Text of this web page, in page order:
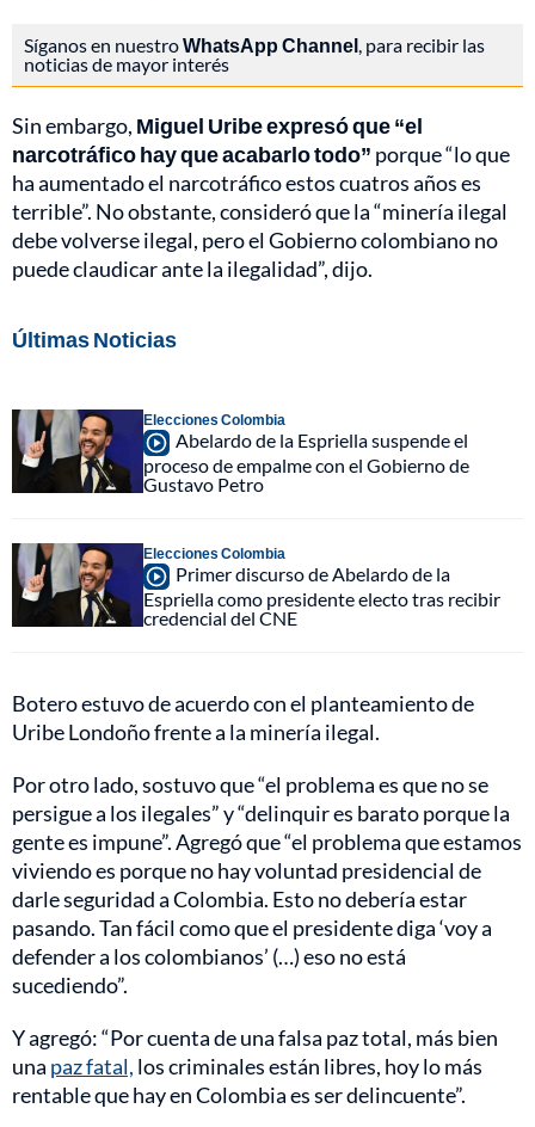
Síganos en nuestroWhatsApp Channel , para recibir las
noticias de mayor interés
Sin embargo, Miguel Uribe expresó que “el
narcotráfico hay que acabarlo todo” porque “lo que
ha aumentado el narcotráfico estos cuatros años es
terrible”. No obstante, consideró que la “minería ilegal
debe volverse ilegal, pero el Gobierno colombiano no
puede claudicar ante la ilegalidad”, dijo.
Últimas Noticias
Elecciones Colombia
Abelardo de la Espriella suspende el
proceso de empalme con el Gobierno de
Gustavo Petro
Elecciones Colombia
Primer discurso de Abelardo de la
Espriella como presidente electo tras recibir
credencial del CNE
Botero estuvo de acuerdo con el planteamiento de
Uribe Londoño frente a la minería ilegal.
Por otro lado, sostuvo que “el problema es que no se
persigue a los ilegales” y “delinquir es barato porque la
gente es impune”. Agregó que “el problema que estamos
viviendo es porque no hay voluntad presidencial de
darle seguridad a Colombia. Esto no debería estar
pasando. Tan fácil como que el presidente diga ‘voy a
defender a los colombianos’ (…) eso no está
sucediendo”.
Y agregó: “Por cuenta de una falsa paz total, más bien
una paz fatal, los criminales están libres, hoy lo más
rentable que hay en Colombia es ser delincuente”.